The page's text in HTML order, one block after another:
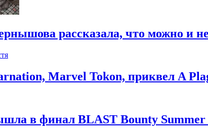
рассказала, что можно и
Marvel Tokon, приквел A
в финал BLAST Bounty Summer